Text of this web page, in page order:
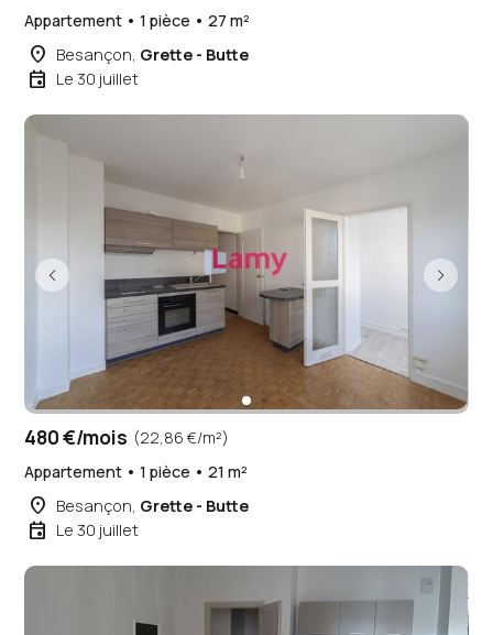
Appartement • 1 pièce • 27 m²
place Besançon, Grette - Butte
event Le 30 juillet
480 €/mois (22,86 €/m²)
Appartement • 1 pièce • 21 m²
place Besançon, Grette - Butte
event Le 30 juillet